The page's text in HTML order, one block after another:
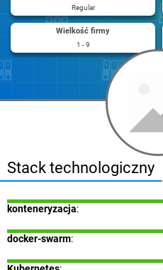
Regular
Wielkość firmy
1 - 9
Stack technologiczny
konteneryzacja:
docker-swarm: